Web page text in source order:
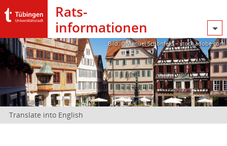
Rats­
informationen
Bild: @Manuel Schönfeld – stock.adobe.com
Translate into English